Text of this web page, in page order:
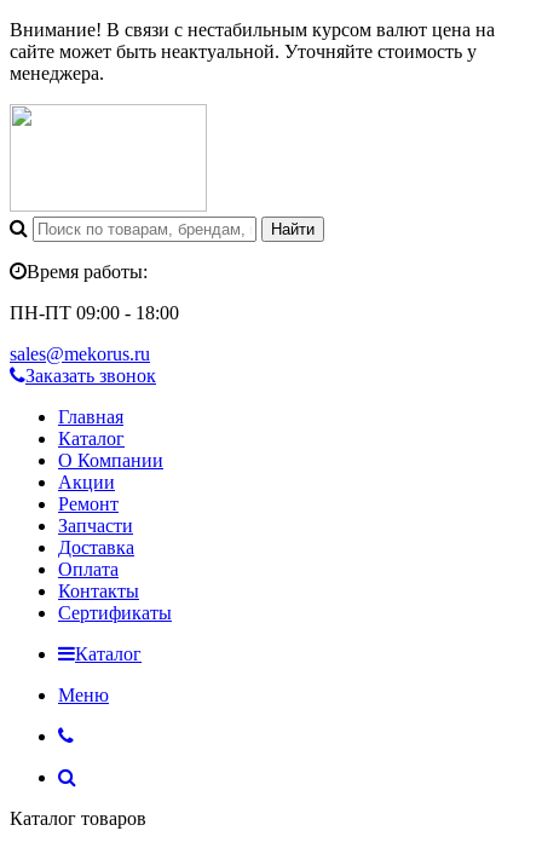
Внимание! В связи с нестабильным курсом валют цена на
сайте может быть неактуальной. Уточняйте стоимость у
менеджера.
Время работы:
ПН-ПТ 09:00 - 18:00
sales@mekorus.ru
Заказать звонок
Главная
Каталог
О Компании
Акции
Ремонт
Запчасти
Доставка
Оплата
Контакты
Сертификаты
Каталог
Меню
Каталог товаров